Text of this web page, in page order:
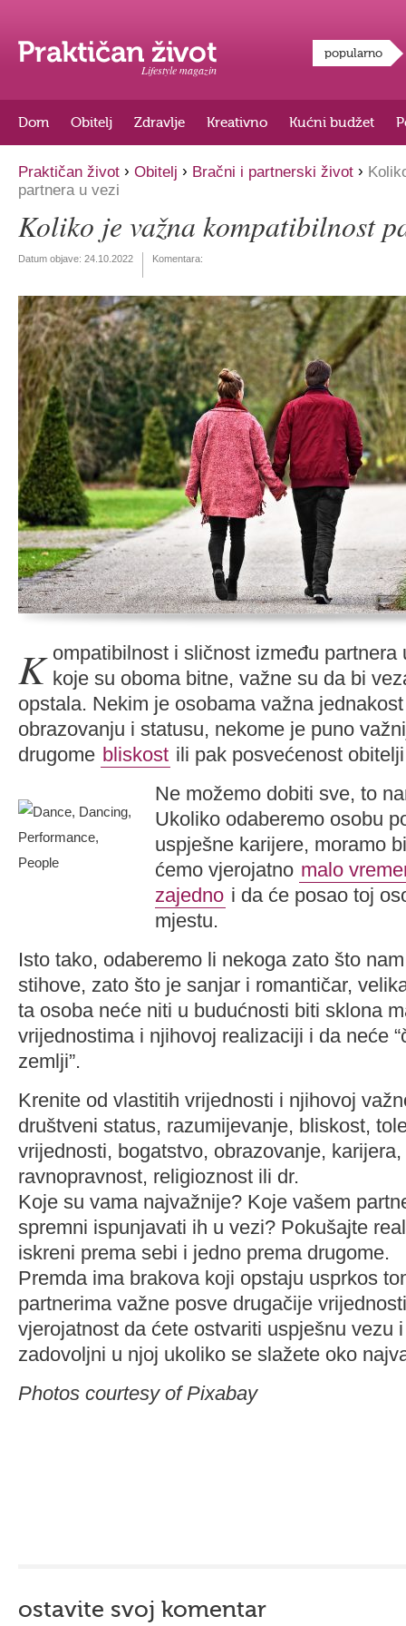
Lifestyle magazin
popularno
Dom Obitelj Zdravlje Kreativno Kućni budžet
Praktičan život › Obitelj › Bračni i partnerski život ›
partnera u vezi
Koliko je važna kompatibilnost
Datum objave: 24.10.2022 Komentara:
Kompatibilnost i sličnost između partnera u onim stvarima koje su oboma bitne, važne su da bi
opstala. Nekim je osobama važna
obrazovanju i statusu, nekome je puno
drugome bliskost ili pak posvećenost
Ne možemo dobiti sve, to
Ukoliko odaberemo osobu
uspješne karijere, moramo
ćemo vjerojatno malo
zajedno i da će posao toj
mjestu.
Isto tako, odaberemo li nekoga zato što
stihove, zato što je sanjar i romantičar,
ta osoba neće niti u budućnosti biti sklona
vrijednostima i njihovoj realizaciji i da neće
zemlji”.
Krenite od vlastitih vrijednosti i njihovoj
društveni status, razumijevanje, bliskost,
vrijednosti, bogatstvo, obrazovanje,
ravnopravnost, religioznost ili dr.
Koje su vama najvažnije? Koje vašem
spremni ispunjavati ih u vezi? Pokušajte
iskreni prema sebi i jedno prema drugome.
Premda ima brakova koji opstaju usprkos
partnerima važne posve drugačije
vjerojatnost da ćete ostvariti uspješnu vezu
zadovoljni u njoj ukoliko se slažete oko
Photos courtesy of Pixabay
ostavite svoj komentar